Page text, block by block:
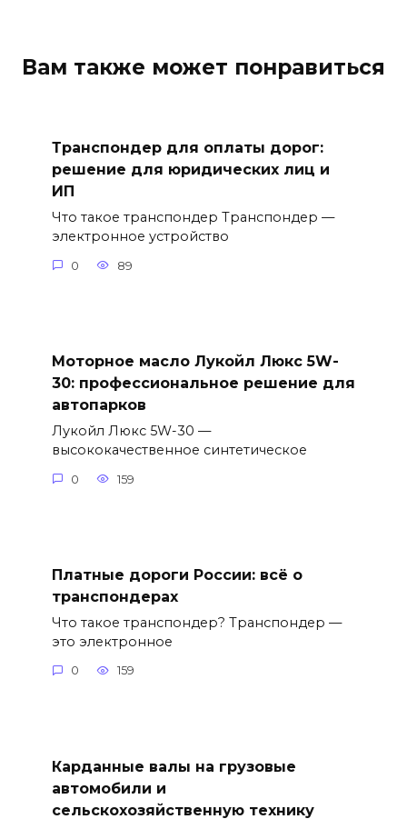
Вам также может понравиться
Транспондер для оплаты дорог:
решение для юридических лиц и
ИП
Что такое транспондер Транспондер —
электронное устройство
0 89
Моторное масло Лукойл Люкс 5W-
30: профессиональное решение для
автопарков
Лукойл Люкс 5W-30 —
высококачественное синтетическое
0 159
Платные дороги России: всё о
транспондерах
Что такое транспондер? Транспондер —
это электронное
0 159
Карданные валы на грузовые
автомобили и
сельскохозяйственную технику